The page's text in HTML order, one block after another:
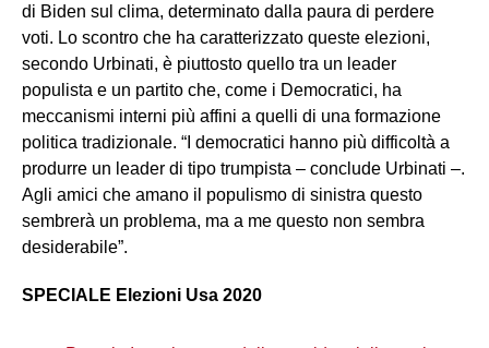
di Biden sul clima, determinato dalla paura di perdere
voti. Lo scontro che ha caratterizzato queste elezioni,
secondo Urbinati, è piuttosto quello tra un leader
populista e un partito che, come i Democratici, ha
meccanismi interni più affini a quelli di una formazione
politica tradizionale. “I democratici hanno più difficoltà a
produrre un leader di tipo trumpista – conclude Urbinati –.
Agli amici che amano il populismo di sinistra questo
sembrerà un problema, ma a me questo non sembra
desiderabile”.
SPECIALE Elezioni Usa 2020